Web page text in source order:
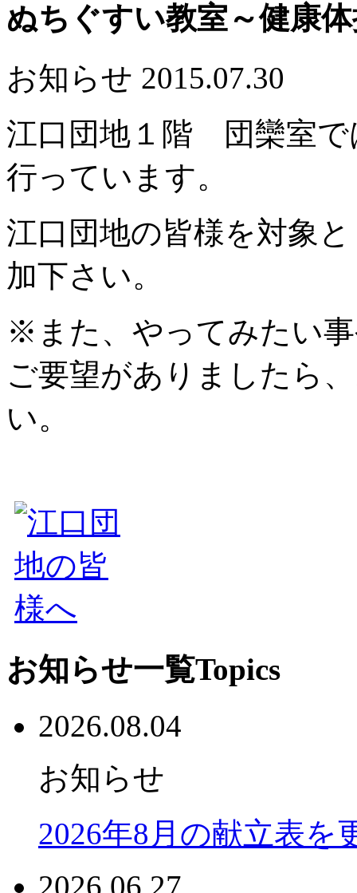
ぬちぐすい教室～健康
お知らせ 2015.07.30
江口団地１階 団欒室で
行っています。
江口団地の皆様を対象
加下さい。
※また、やってみたい
ご要望がありましたら
い。
お知らせ一覧Topics
2026.08.04
お知らせ
2026年8月の献立表を
2026.06.27